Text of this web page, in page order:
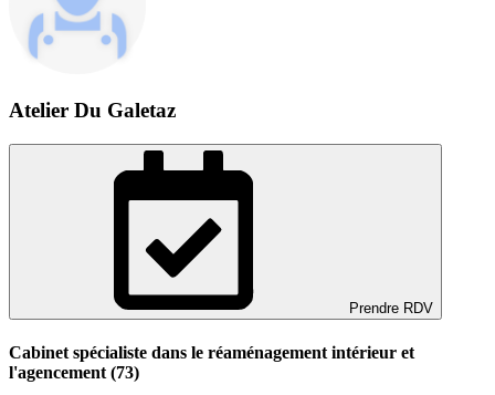
Atelier Du Galetaz
Prendre RDV
Cabinet spécialiste dans le réaménagement intérieur et
l'agencement (73)